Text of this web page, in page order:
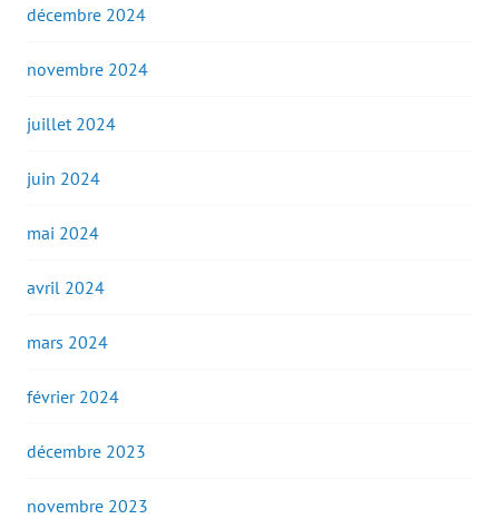
décembre 2024
novembre 2024
juillet 2024
juin 2024
mai 2024
avril 2024
mars 2024
février 2024
décembre 2023
novembre 2023